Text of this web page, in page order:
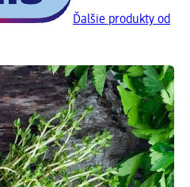
Ďalšie produkty od